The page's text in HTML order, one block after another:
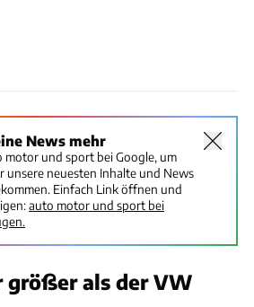
News mehr
motor und sport bei Google, um
unsere neuesten Inhalte und News
Einfach Link öffnen und
auto motor und sport bei
größer als der VW